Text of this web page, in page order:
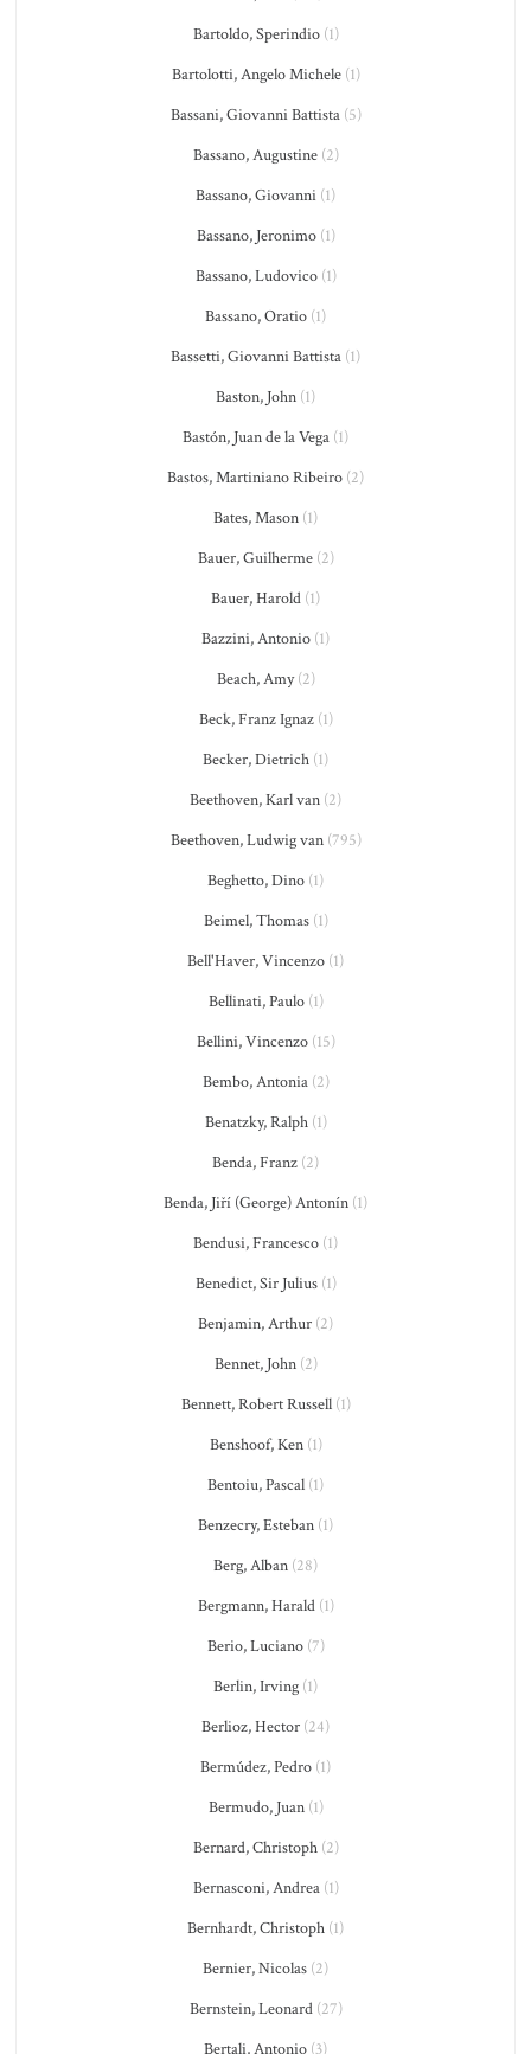
Bartoldo, Sperindio(1)
Bartolotti, Angelo Michele(1)
Bassani, Giovanni Battista(5)
Bassano, Augustine(2)
Bassano, Giovanni (1)
Bassano, Jeronimo(1)
Bassano, Ludovico(1)
Bassano, Oratio (1)
Bassetti, Giovanni Battista (1)
Baston, John (1)
Bastón, Juan de la Vega (1)
Bastos, Martiniano Ribeiro (2)
Bates, Mason (1)
Bauer, Guilherme(2)
Bauer, Harold (1)
Bazzini, Antonio (1)
Beach, Amy(2)
Beck, Franz Ignaz(1)
Becker, Dietrich (1)
Beethoven, Karl van (2)
Beethoven, Ludwig van(795)
Beghetto, Dino (1)
Beimel, Thomas(1)
Bell'Haver, Vincenzo (1)
Bellinati, Paulo(1)
Bellini, Vincenzo(15)
Bembo, Antonia(2)
Benatzky, Ralph(1)
Benda, Franz (2)
Benda, Jiří (George) Antonín (1)
Bendusi, Francesco (1)
Benedict, Sir Julius(1)
Benjamin, Arthur (2)
Bennet, John(2)
Bennett, Robert Russell(1)
Benshoof, Ken(1)
Bentoiu, Pascal (1)
Benzecry, Esteban (1)
Berg, Alban (28)
Bergmann, Harald(1)
Berio, Luciano(7)
Berlin, Irving (1)
Berlioz, Hector (24)
Bermúdez, Pedro (1)
Bermudo, Juan(1)
Bernard, Christoph(2)
Bernasconi, Andrea(1)
Bernhardt, Christoph (1)
Bernier, Nicolas (2)
Bernstein, Leonard(27)
Bertali, Antonio (3)